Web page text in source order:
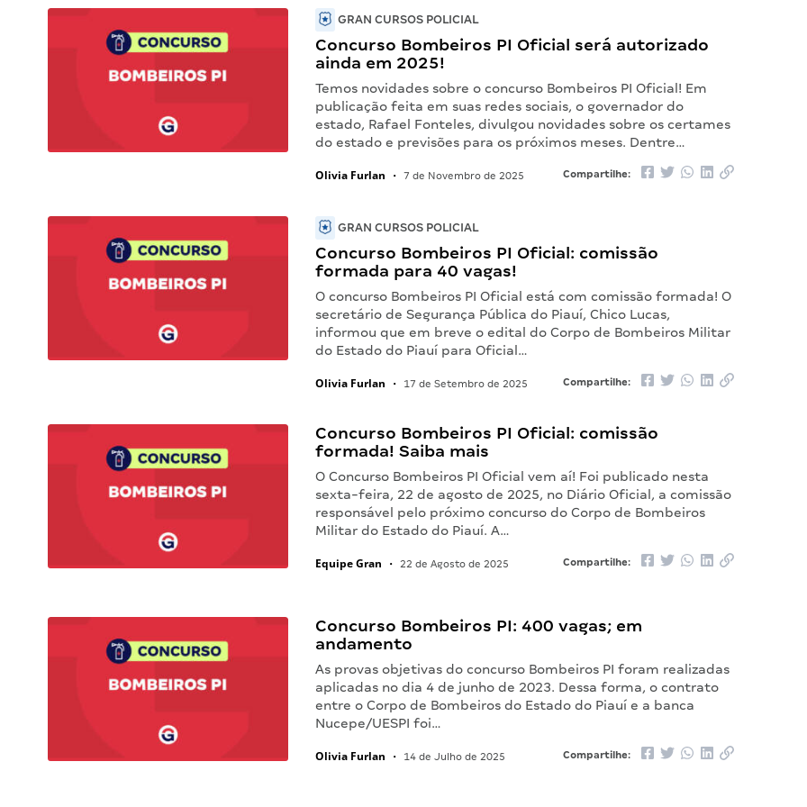
GRAN CURSOS POLICIAL
Concurso Bombeiros PI Oficial será autorizado
ainda em 2025!
Temos novidades sobre o concurso Bombeiros PI Oficial! Em
publicação feita em suas redes sociais, o governador do
estado, Rafael Fonteles, divulgou novidades sobre os certames
do estado e previsões para os próximos meses. Dentre…
Olivia Furlan • 7 de Novembro de 2025 Compartilhe:
GRAN CURSOS POLICIAL
Concurso Bombeiros PI Oficial: comissão
formada para 40 vagas!
O concurso Bombeiros PI Oficial está com comissão formada! O
secretário de Segurança Pública do Piauí, Chico Lucas,
informou que em breve o edital do Corpo de Bombeiros Militar
do Estado do Piauí para Oficial…
Olivia Furlan • 17 de Setembro de 2025 Compartilhe:
Concurso Bombeiros PI Oficial: comissão
formada! Saiba mais
O Concurso Bombeiros PI Oficial vem aí! Foi publicado nesta
sexta-feira, 22 de agosto de 2025, no Diário Oficial, a comissão
responsável pelo próximo concurso do Corpo de Bombeiros
Militar do Estado do Piauí. A…
Equipe Gran • 22 de Agosto de 2025 Compartilhe:
Concurso Bombeiros PI: 400 vagas; em
andamento
As provas objetivas do concurso Bombeiros PI foram realizadas
aplicadas no dia 4 de junho de 2023. Dessa forma, o contrato
entre o Corpo de Bombeiros do Estado do Piauí e a banca
Nucepe/UESPI foi…
Olivia Furlan • 14 de Julho de 2025 Compartilhe: